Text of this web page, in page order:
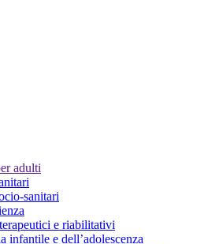
adulti
sanitari
e riabilitativi
infantile e dell’adolescenza